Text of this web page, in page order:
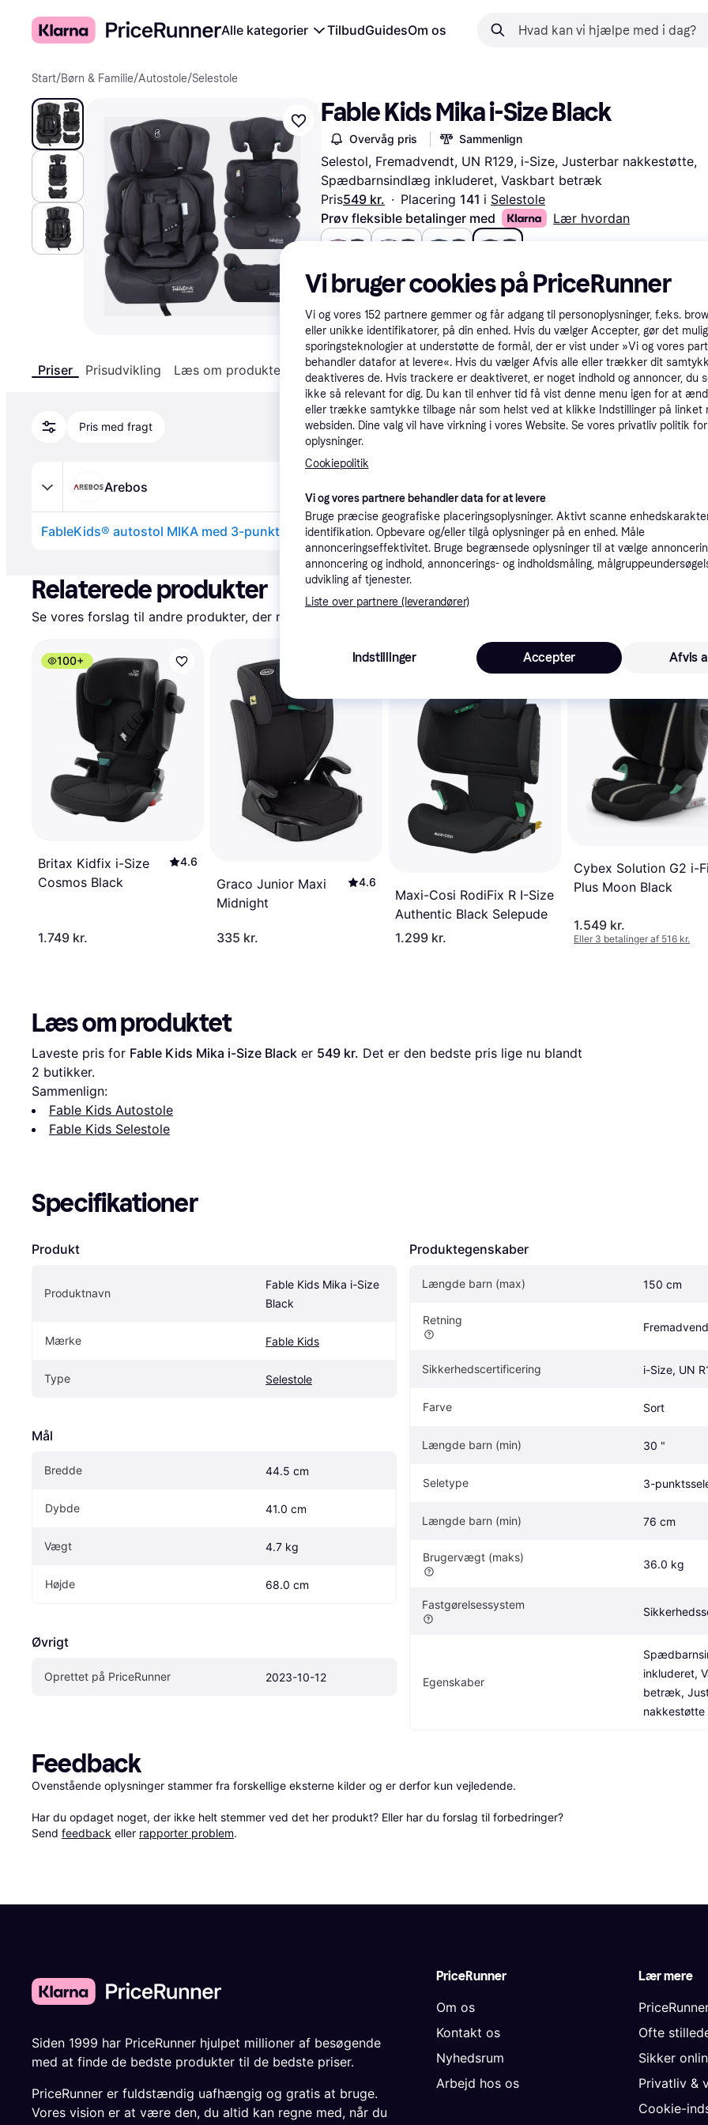
Alle kategorier TilbudGuidesOm os
Start/Børn & Familie/Autostole/Selestole
Fable Kids Mika i-Size Black
Overvåg pris Sammenlign
Selestol, Fremadvendt, UN R129, i-Size, Justerbar nakkestøtte,
Spædbarnsindlæg inkluderet, Vaskbart betræk
Pris549 kr. · Placering 141 i Selestole
Prøv fleksible betalinger med
Lær hvordan
549 kr. 549 kr. 549 kr. 549 kr.
Priser Prisudvikling Læs om produktet Specifikationer
Pris med fragt
Arebos
FableKids® autostol MIKA med 3-punkts sikkerhedssele højdejusterbar nakkestøtte vaskbar Fri fragt,1-3 dage
Relaterede produkter
Se vores forslag til andre produkter, der matcher dine interesser.
100+
Britax Kidfix i-Size
Cosmos Black
4.6
1.749 kr.
Graco Junior Maxi
Midnight
4.6
335 kr.
Maxi-Cosi RodiFix R I-Size
Authentic Black Selepude
1.299 kr.
Cybex Solution G2 i-
Plus Moon Black
1.549 kr.
Eller 3 betalinger af 516 kr.
Læs om produktet
Laveste pris for Fable Kids Mika i-Size Black er 549 kr.
2 butikker.
Sammenlign:
Fable Kids Autostole
Fable Kids Selestole
Specifikationer
Produkt
Produktnavn
Fable Kids Mika i-Size
Black
Mærke Fable Kids
Type Selestole
Mål
Bredde 44.5 cm
Dybde 41.0 cm
Vægt 4.7 kg
Højde 68.0 cm
Øvrigt
Oprettet på PriceRunner 2023-10-12
Produktegenskaber
Længde barn (max) 150 cm
Retning
Sikkerhedscertificering i-Size, UN
Farve Sort
Længde barn (min) 30 "
Seletype 3-
Længde barn (min) 76 cm
Brugervægt (maks)
36.0 kg
Fastgørelsessystem
Egenskaber
inkluderet,
betræk,
nakkestøtte
Feedback
Ovenstående oplysninger stammer fra forskellige eksterne kilder og er derfor kun vejledende.
Har du opdaget noget, der ikke helt stemmer ved det her produkt? Eller har du forslag til forbedringer?
Send feedback eller rapporter problem.
PriceRunner
Om os
Kontakt os
Nyhedsrum
Arbejd hos os
Lær mere
Ofte
Sikker
Privatliv &
Cookie-
Siden 1999 har PriceRunner hjulpet millioner af besøgende
med at finde de bedste produkter til de bedste priser.
PriceRunner er fuldstændig uafhængig og gratis at bruge.
Vores vision er at være den, du altid kan regne med, når du
Vi bruger cookies på PriceRunner
Vi og vores 152 partnere gemmer og får adgang til personoplysninger, f.eks.
eller unikke identifikatorer, på din enhed. Hvis du vælger Accepter, gør det
sporingsteknologier at understøtte de formål, der er vist under »Vi og vores
behandler datafor at levere«. Hvis du vælger Afvis alle eller trækker dit
deaktiveres de. Hvis trackere er deaktiveret, er noget indhold og annoncer, du
ikke så relevant for dig. Du kan til enhver tid få vist denne menu igen for at
eller trække samtykke tilbage når som helst ved at klikke Indstillinger på linket
websiden. Dine valg vil have virkning i vores Website. Se vores privatliv politik
oplysninger.
Cookiepolitik
Vi og vores partnere behandler data for at levere
Bruge præcise geografiske placeringsoplysninger. Aktivt scanne
identifikation. Opbevare og/eller tilgå oplysninger på en enhed. Måle
annonceringseffektivitet. Bruge begrænsede oplysninger til at vælge
annoncering og indhold, annoncerings- og indholdsmåling,
udvikling af tjenester.
Liste over partnere (leverandører)
Indstillinger Afvis
Accepter